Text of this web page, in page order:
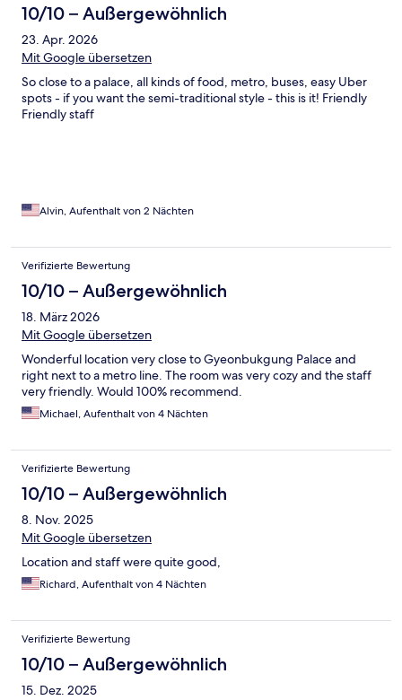
10/10 – Außergewöhnlich
23. Apr. 2026
Mit Google übersetzen
So close to a palace, all kinds of food, metro, buses, easy Uber
spots - if you want the semi-traditional style - this is it! Friendly
Friendly staff
Alvin, Aufenthalt von 2 Nächten
Verifizierte Bewertung
10/10 – Außergewöhnlich
18. März 2026
Mit Google übersetzen
Wonderful location very close to Gyeonbukgung Palace and
right next to a metro line. The room was very cozy and the staff
very friendly. Would 100% recommend.
Michael, Aufenthalt von 4 Nächten
Verifizierte Bewertung
10/10 – Außergewöhnlich
8. Nov. 2025
Mit Google übersetzen
Location and staff were quite good,
Richard, Aufenthalt von 4 Nächten
Verifizierte Bewertung
10/10 – Außergewöhnlich
15. Dez. 2025